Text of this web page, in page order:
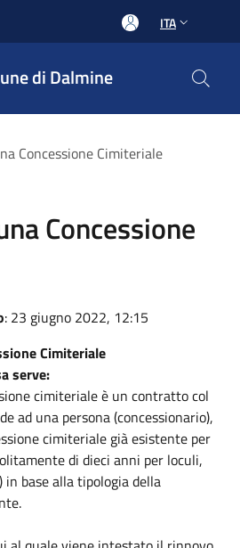
ITA
di Dalmine
Concessione Cimiteriale
Concessione
: 23 giugno 2022, 12:15
Cimiteriale
serve:
cimiteriale è un contratto col
ad una persona (concessionario),
cimiteriale già esistente per
di dieci anni per loculi,
base alla tipologia della